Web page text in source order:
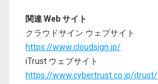
関連 Web サイト
クラウドサイン ウェブサイト
https://www.cloudsign.jp/
iTrust ウェブサイト
https://www.cybertrust.co.jp/itrust/